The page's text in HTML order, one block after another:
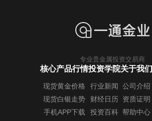
专业贵金属投资交易商
核心产品行情
现货黄金价格
现货白银走势
手机APP下载
投资学院
行业新闻
财经日历
投资百科
关于我们
公司介绍
资质证明
帮助中心